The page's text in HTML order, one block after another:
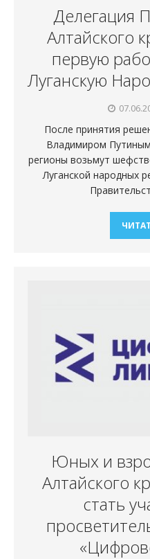
Делегация
Алтайского
первую
Луганскую
После принятия
Владимиром
регионы возьмут
Луганской народных
Юных и
Алтайского
стать